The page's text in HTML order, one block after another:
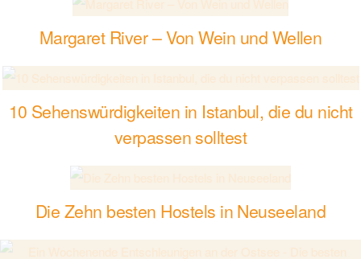
Margaret River – Von Wein und Wellen
10 Sehenswürdigkeiten in Istanbul, die du nicht
verpassen solltest
Die Zehn besten Hostels in Neuseeland